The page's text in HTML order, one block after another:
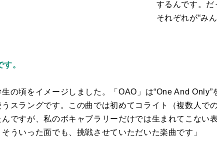
するんです。だ
それぞれが“み
。
の頃をイメージしました。「 OAO 」は“One And Only”
スラングです。この曲では初めてコライト（複数人で
ですが、私のボキャブラリーだけでは生まれてこない
ういった面でも、挑戦させていただいた楽曲です」